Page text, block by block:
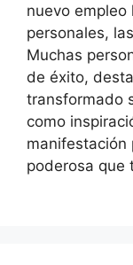
nuevo empleo
personales,
Muchas
de éxito,
transformado
como
manifestación
poderosa que